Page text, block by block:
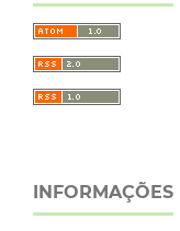
INFORMAÇÕES